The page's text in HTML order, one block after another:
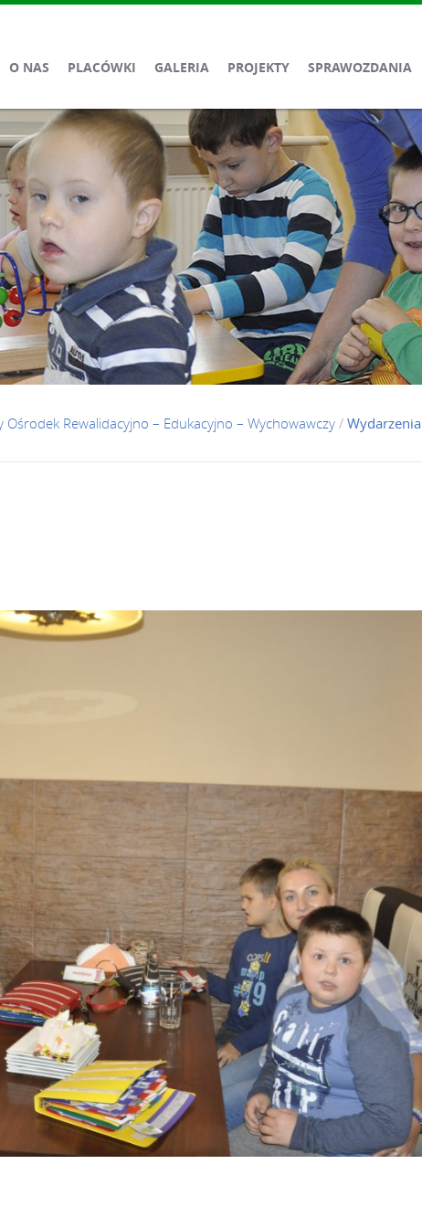
O NAS PLACÓWKI GALERIA PROJEKTY SPRAWOZDANIA
Ośrodek Rewalidacyjno – Edukacyjno – Wychowawczy / Wydarzenia